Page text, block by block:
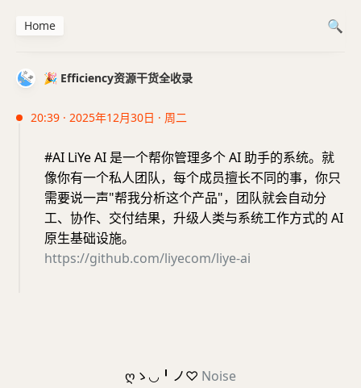
🎉 Efficiency资源干货全收录
20:39 · 2025年12月30日 · 周二
#AI LiYe AI 是一个帮你管理多个 AI 助手的系统。就
像你有一个私人团队，每个成员擅长不同的事，你只
需要说一声"帮我分析这个产品"，团队就会自动分
工、协作、交付结果，升级人类与系统工作方式的 AI
原生基础设施。
https://github.com/liyecom/liye-ai
Home
ღゝ◡╹ノ♡ Noise